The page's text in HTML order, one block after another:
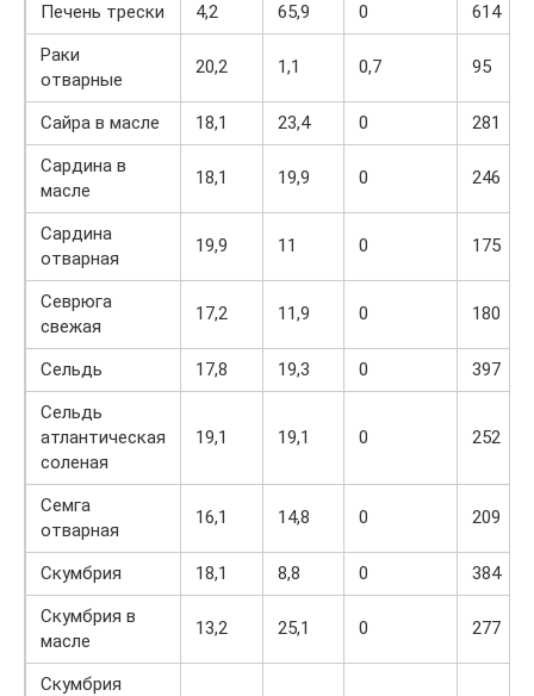
Печень трески
4,2 65,9 0
614
Раки
отварные
20,2 1,1 0,7 95
Сайра в масле 18,1 23,4 0
281
Сардина в
масле
18,1 19,9 0 246
Сардина
отварная
19,9 11 0 175
Севрюга
свежая
17,2 11,9 0 180
Сельдь 17,8 19,3 0
397
Сельдь
атлантическая
соленая
19,1 19,1 0 252
Семга
отварная
16,1 14,8 0 209
Скумбрия 18,1 8,8 0
384
Скумбрия в
масле
13,2 25,1 0 277
Скумбрия